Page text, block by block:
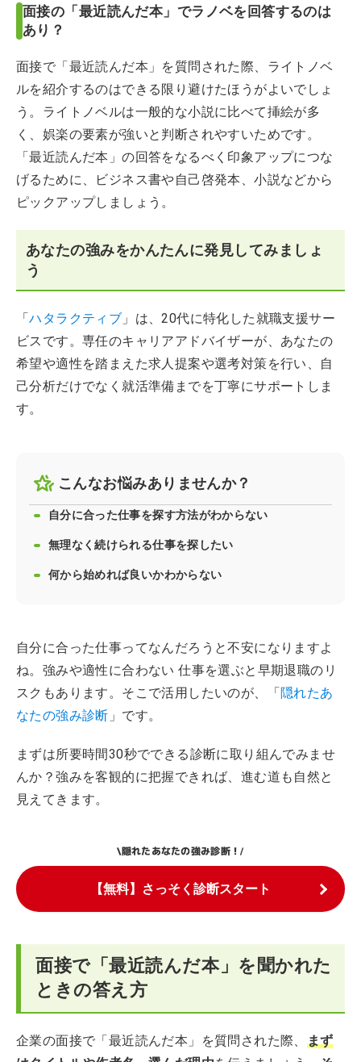
面接の「最近読んだ本」でラノベを回答するのは
あり？
面接で「最近読んだ本」を質問された際、ライトノベ
ルを紹介するのはできる限り避けたほうがよいでしょ
う。ライトノベルは一般的な小説に比べて挿絵が多
く、娯楽の要素が強いと判断されやすいためです。
「最近読んだ本」の回答をなるべく印象アップにつな
げるために、ビジネス書や自己啓発本、小説などから
ピックアップしましょう。
あなたの強みをかんたんに発見してみましょ
う
「ハタラクティブ 」は、20代に特化した就職支援サー
ビスです。専任のキャリアアドバイザーが、あなたの
希望や適性を踏まえた求人提案や選考対策を行い、自
己分析だけでなく就活準備までを丁寧にサポートしま
す。
こんなお悩みありませんか？
自分に合った仕事を探す方法がわからない
無理なく続けられる仕事を探したい
何から始めれば良いかわからない
自分に合った仕事ってなんだろうと不安になりますよ
ね。強みや適性に合わない 仕事を選ぶと早期退職のリ
スクもあります。そこで活用したいのが、「隠れたあ
なたの強み診断 」です。
まずは所要時間30秒でできる診断に取り組んでみませ
んか？強みを客観的に把握できれば、進む道も自然と
見えてきます。
\隠れたあなたの強み診断！/
【無料】さっそく診断スタート
面接で「最近読んだ本」を聞かれた
ときの答え方
企業の面接で「最近読んだ本」を質問された際、 まず